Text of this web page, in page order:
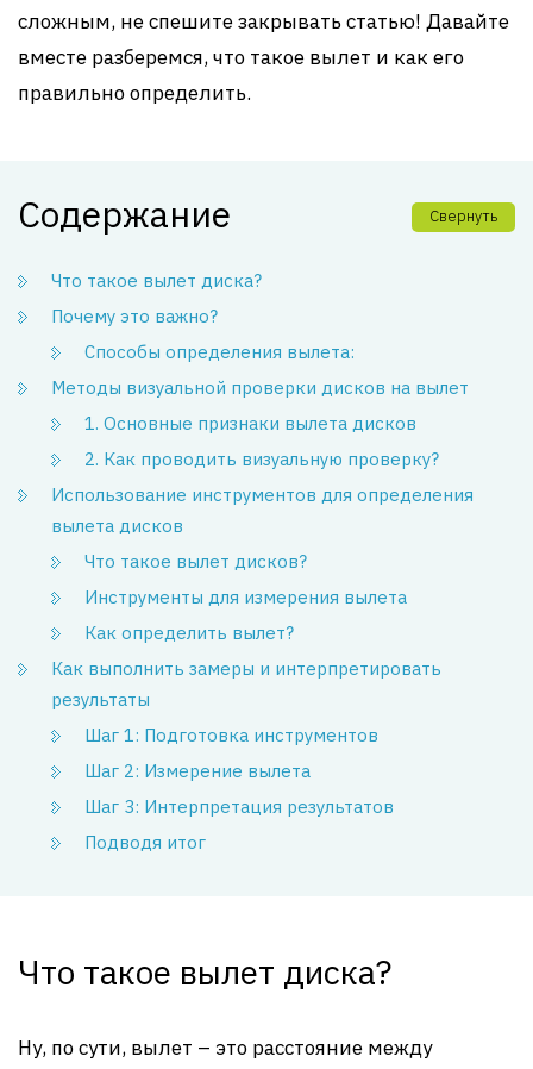
сложным, не спешите закрывать статью! Давайте
вместе разберемся, что такое вылет и как его
правильно определить.
Содержание Свернуть
Что такое вылет диска?
Почему это важно?
Способы определения вылета:
Методы визуальной проверки дисков на вылет
1. Основные признаки вылета дисков
2. Как проводить визуальную проверку?
Использование инструментов для определения
вылета дисков
Что такое вылет дисков?
Инструменты для измерения вылета
Как определить вылет?
Как выполнить замеры и интерпретировать
результаты
Шаг 1: Подготовка инструментов
Шаг 2: Измерение вылета
Шаг 3: Интерпретация результатов
Подводя итог
Что такое вылет диска?
Ну, по сути, вылет – это расстояние между